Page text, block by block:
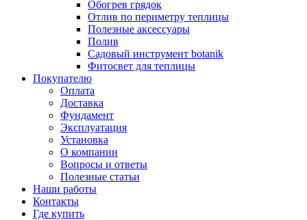
Обогрев грядок
Отлив по периметру теплицы
Полезные аксессуары
Полив
Садовый инструмент botanik
Фитосвет для теплицы
Покупателю
Оплата
Доставка
Фундамент
Эксплуатация
Установка
О компании
Вопросы и ответы
Полезные статьи
Наши работы
Контакты
Где купить